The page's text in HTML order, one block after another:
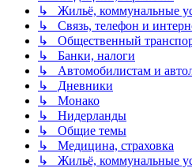
↳ Жильё, коммунальные
↳ Связь, телефон и
↳ Общественный
↳ Банки, налоги
↳ Автомобилистам и
↳ Дневники
↳ Монако
↳ Нидерланды
↳ Общие темы
↳ Медицина, страховка
↳ Жильё, коммунальные